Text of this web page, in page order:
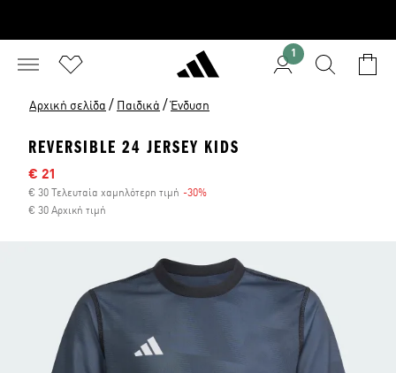
1
Αρχική σελίδα / Παιδικά / Ένδυση
REVERSIBLE 24 JERSEY KIDS
Τιμή έκπτωσης
€ 21
€ 30 Τελευταία χαμηλότερη τιμή -30%
€ 30 Αρχική τιμή